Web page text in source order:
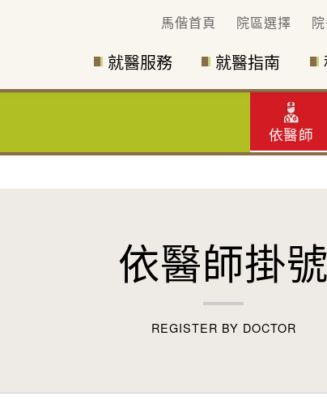
馬偕首頁 院區選擇
就醫服務 就醫指南
依醫師
依醫師掛號
REGISTER BY DOCTOR